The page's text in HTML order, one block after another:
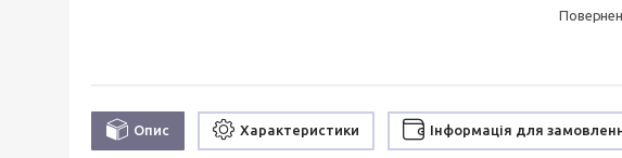
Опис Характеристики Інформація для